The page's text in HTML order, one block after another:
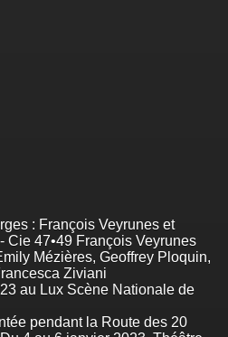
: François Veyrunes et
Cie 47•49 François Veyrunes
Mézières, Geoffrey Ploquin,
Ziviani
au Lux Scène Nationale de
pendant la Route des 20